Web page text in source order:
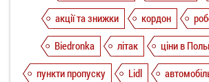
акції та знижки
кордон
Biedronka
літак ціни в
пункти пропуску
Lidl